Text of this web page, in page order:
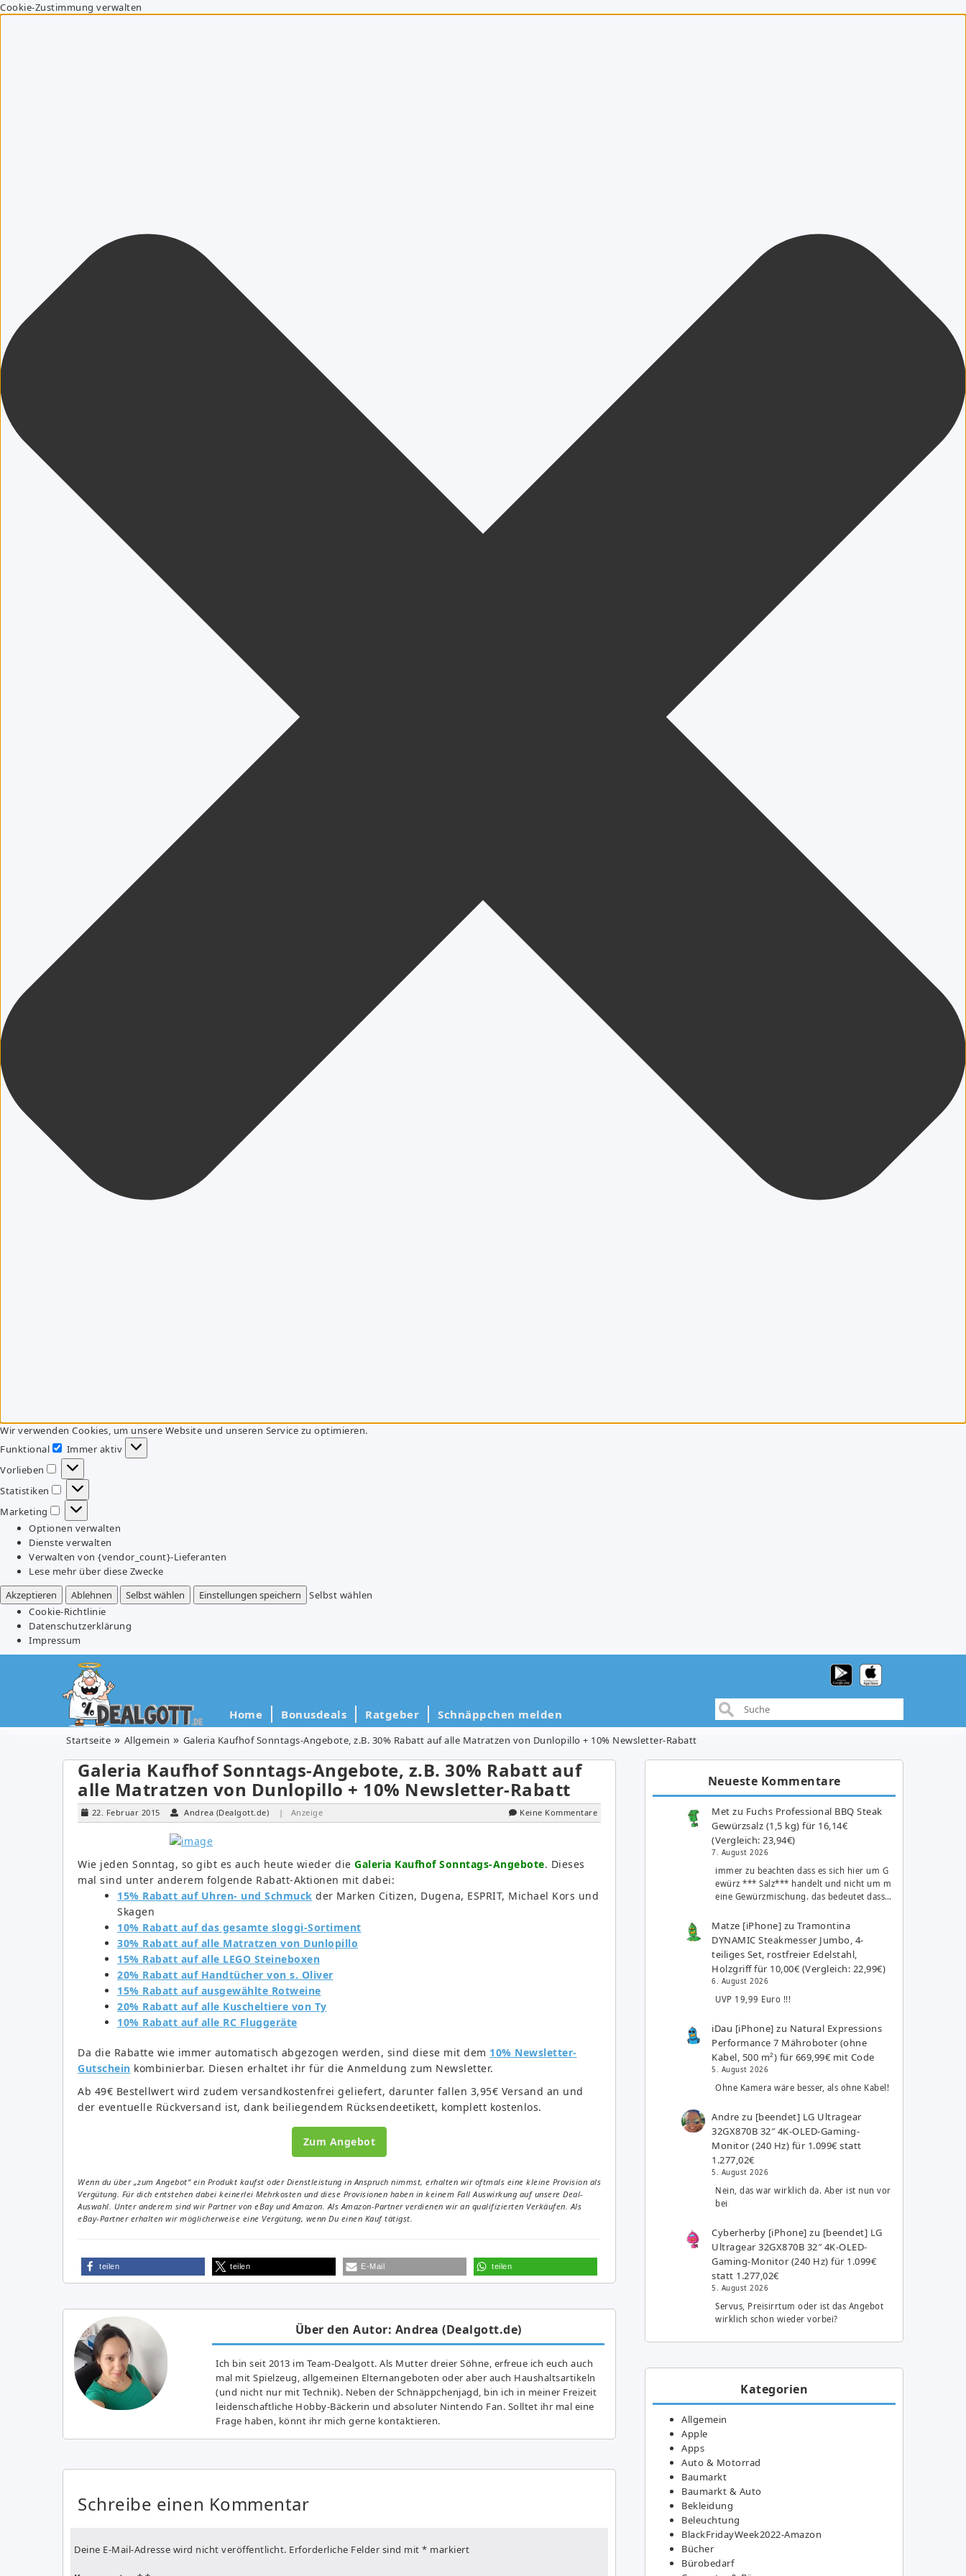
Cookie-Zustimmung verwalten
Wir verwenden Cookies, um unsere Website und unseren Service zu optimieren.
Funktional
Funktional
Immer aktiv
Vorlieben
Vorlieben
Statistiken
Statistiken
Marketing
Marketing
Optionen verwalten
Dienste verwalten
Verwalten von {vendor_count}-Lieferanten
Lese mehr über diese Zwecke
Akzeptieren
Ablehnen Selbst wählen Einstellungen speichern
Selbst wählen
Cookie-Richtlinie
Datenschutzerklärung
Impressum
Home Bonusdeals Ratgeber Schnäppchen melden
Startseite Allgemein Galeria Kaufhof Sonntags-Angebote, z.B. 30% Rabatt auf alle Matratzen von Dunlopillo + 10% Newsletter-Rabatt
Galeria Kaufhof Sonntags-Angebote, z.B. 30% Rabatt auf
alle Matratzen von Dunlopillo + 10% Newsletter-Rabatt
22. Februar 2015 Andrea (Dealgott.de) | Anzeige Keine Kommentare
Wie jeden Sonntag, so gibt es auch heute wieder die Galeria Kaufhof Sonntags-Angebote. Dieses
mal sind unter anderem folgende Rabatt-Aktionen mit dabei:
15% Rabatt auf Uhren- und Schmuck der Marken Citizen, Dugena, ESPRIT, Michael Kors und
Skagen
10% Rabatt auf das gesamte sloggi-Sortiment
30% Rabatt auf alle Matratzen von Dunlopillo
15% Rabatt auf alle LEGO Steineboxen
20% Rabatt auf Handtücher von s. Oliver
15% Rabatt auf ausgewählte Rotweine
20% Rabatt auf alle Kuscheltiere von Ty
10% Rabatt auf alle RC Fluggeräte
Da die Rabatte wie immer automatisch abgezogen werden, sind diese mit dem 10% Newsletter-
Gutschein kombinierbar. Diesen erhaltet ihr für die Anmeldung zum Newsletter.
Ab 49€ Bestellwert wird zudem versandkostenfrei geliefert, darunter fallen 3,95€ Versand an und
der eventuelle Rückversand ist, dank beiliegendem Rücksendeetikett, komplett kostenlos.
Zum Angebot
Wenn du über „zum Angebot“ ein Produkt kaufst oder Dienstleistung in Anspruch nimmst, erhalten wir oftmals eine kleine Provision als
Vergütung. Für dich entstehen dabei keinerlei Mehrkosten und diese Provisionen haben in keinem Fall Auswirkung auf unsere Deal-
Auswahl. Unter anderem sind wir Partner von eBay und Amazon. Als Amazon-Partner verdienen wir an qualifizierten Verkäufen. Als
eBay-Partner erhalten wir möglicherweise eine Vergütung, wenn Du einen Kauf tätigst.
teilen teilen E-Mail teilen
Über den Autor: Andrea (Dealgott.de)
Ich bin seit 2013 im Team-Dealgott. Als Mutter dreier Söhne, erfreue ich euch auch
mal mit Spielzeug, allgemeinen Elternangeboten oder aber auch Haushaltsartikeln
(und nicht nur mit Technik). Neben der Schnäppchenjagd, bin ich in meiner Freizeit
leidenschaftliche Hobby-Bäckerin und absoluter Nintendo Fan. Solltet ihr mal eine
Frage haben, könnt ihr mich gerne kontaktieren.
Schreibe einen Kommentar
Deine E-Mail-Adresse wird nicht veröffentlicht. Erforderliche Felder sind mit * markiert
Neueste Kommentare
Met zu Fuchs Professional BBQ Steak
Gewürzsalz (1,5 kg) für 16,14€
(Vergleich: 23,94€)
7. August 2026
immer zu beachten dass es sich hier um G
ewürz *** Salz*** handelt und nicht um m
eine Gewürzmischung. das bedeutet dass…
Matze [iPhone] zuTramontina
DYNAMIC Steakmesser Jumbo, 4-
teiliges Set, rostfreier Edelstahl,
Holzgriff für 10,00€ (Vergleich: 22,99€)
6. August 2026
UVP 19,99 Euro !!!
iDau [iPhone] zu Natural Expressions
Performance 7 Mähroboter (ohne
Kabel, 500 m²) für 669,99€ mit Code
5. August 2026
Ohne Kamera wäre besser, als ohne Kabel!
Andre zu [beendet] LG Ultragear
32GX870B 32″ 4K-OLED-Gaming-
Monitor (240 Hz) für 1.099€ statt
1.277,02€
5. August 2026
Nein, das war wirklich da. Aber ist nun vor
bei
Cyberherby [iPhone] zu [beendet] LG
Ultragear 32GX870B 32″ 4K-OLED-
Gaming-Monitor (240 Hz) für 1.099€
statt 1.277,02€
5. August 2026
Servus, Preisirrtum oder ist das Angebot
wirklich schon wieder vorbei?
Kategorien
Allgemein
Apple
Apps
Auto & Motorrad
Baumarkt
Baumarkt & Auto
Bekleidung
Beleuchtung
BlackFridayWeek2022-Amazon
Bücher
Bürobedarf